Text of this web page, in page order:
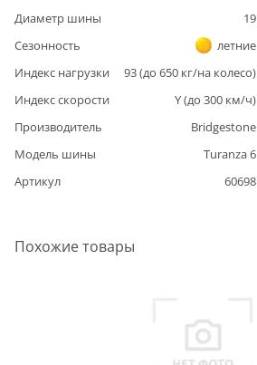
Диаметр шины
19
Сезонность
летние
Индекс нагрузки
93(до 650 кг/на колесо)
Индекс скорости
Y(до 300 км/ч)
Производитель
Bridgestone
Модель шины
Turanza 6
Артикул
60698
Похожие товары